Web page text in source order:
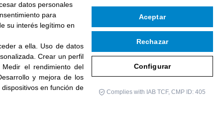
datos personales
para
su interés legítimo en
a ella
Uso de datos
.Crear un perfil
Medir el rendimiento del
y mejora de los
en función de
Configurar
Rechazar
Aceptar
Complies with IAB TCF, CMP ID: 405